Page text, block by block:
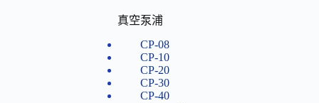
真空泵浦
CP-08
CP-10
CP-20
CP-30
CP-40